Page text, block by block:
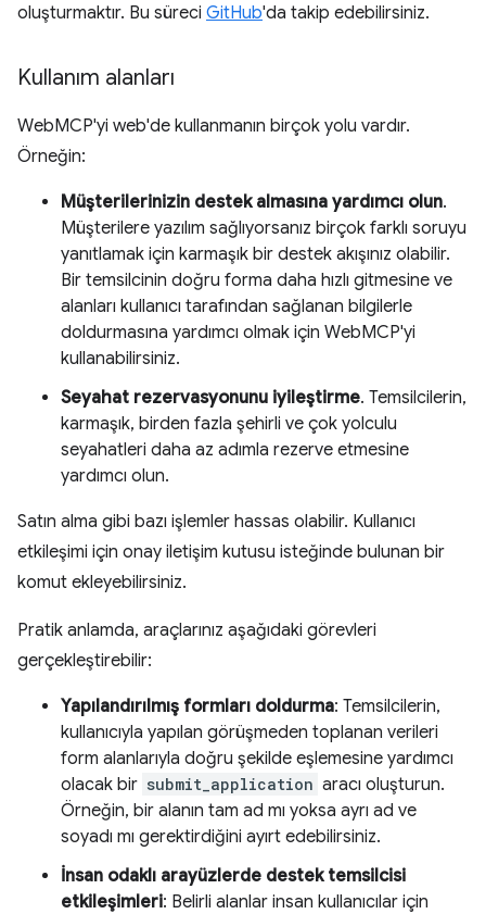
oluşturmaktır. Bu süreci GitHub'da takip edebilirsiniz.
Kullanım alanları
WebMCP'yi web'de kullanmanın birçok yolu vardır.
Örneğin:
Müşterilerinizin destek almasına yardımcı olun.
Müşterilere yazılım sağlıyorsanız birçok farklı soruyu
yanıtlamak için karmaşık bir destek akışınız olabilir.
Bir temsilcinin doğru forma daha hızlı gitmesine ve
alanları kullanıcı tarafından sağlanan bilgilerle
doldurmasına yardımcı olmak için WebMCP'yi
kullanabilirsiniz.
Seyahat rezervasyonunu iyileştirme. Temsilcilerin,
karmaşık, birden fazla şehirli ve çok yolculu
seyahatleri daha az adımla rezerve etmesine
yardımcı olun.
Satın alma gibi bazı işlemler hassas olabilir. Kullanıcı
etkileşimi için onay iletişim kutusu isteğinde bulunan bir
komut ekleyebilirsiniz.
Pratik anlamda, araçlarınız aşağıdaki görevleri
gerçekleştirebilir:
Yapılandırılmış formları doldurma: Temsilcilerin,
kullanıcıyla yapılan görüşmeden toplanan verileri
form alanlarıyla doğru şekilde eşlemesine yardımcı
olacak bir submit_application aracı oluşturun.
Örneğin, bir alanın tam ad mı yoksa ayrı ad ve
soyadı mı gerektirdiğini ayırt edebilirsiniz.
İnsan odaklı arayüzlerde destek temsilcisi
etkileşimleri: Belirli alanlar insan kullanıcılar için